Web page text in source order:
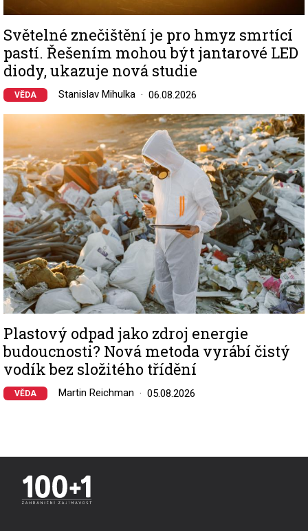
Světelné znečištění je pro hmyz smrtící
pastí. Řešením mohou být jantarové LED
diody, ukazuje nová studie
VĚDA Stanislav Mihulka 06.08.2026
Image
Plastový odpad jako zdroj energie
budoucnosti? Nová metoda vyrábí čistý
vodík bez složitého třídění
VĚDA Martin Reichman 05.08.2026